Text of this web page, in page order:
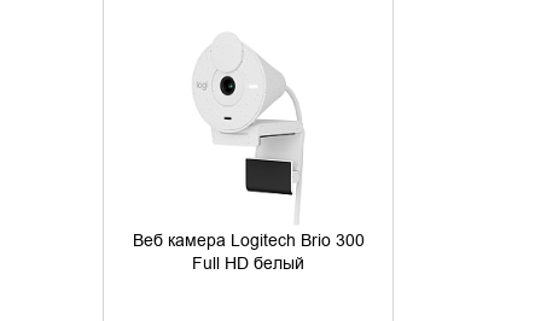
Веб камера Logitech Brio 300
Full HD белый
ДОБАВИТЬ В КОРЗИНУ
КУПИТЬ В 1 КЛИК